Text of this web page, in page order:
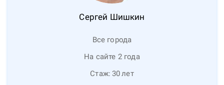
Сергей Шишкин
Все города
На сайте 2 года
Стаж: 30лет